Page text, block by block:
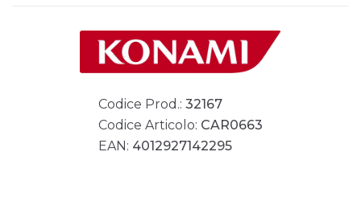
Codice Prod.: 32167
Codice Articolo: CAR0663
EAN: 4012927142295